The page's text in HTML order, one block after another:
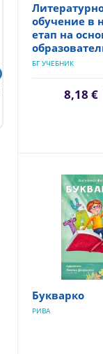
обучение в
етап на
БГ УЧЕБНИК
8,18 €
Букварко
РИВА